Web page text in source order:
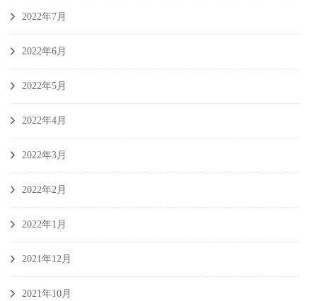
2022年7月
2022年6月
2022年5月
2022年4月
2022年3月
2022年2月
2022年1月
2021年12月
2021年10月